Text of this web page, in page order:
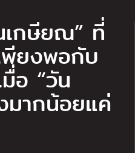
กษียณ” ที่
พียงพอกับ
อ “วัน
ากน้อยแค่